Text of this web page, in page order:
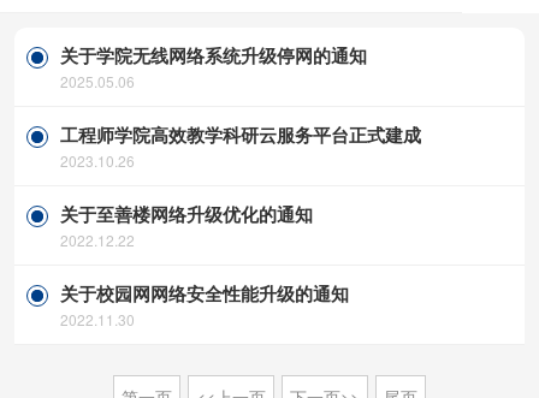
关于学院无线网络系统升级停网的通知
2025.05.06
工程师学院高效教学科研云服务平台正式建成
2023.10.26
关于至善楼网络升级优化的通知
2022.12.22
关于校园网网络安全性能升级的通知
2022.11.30